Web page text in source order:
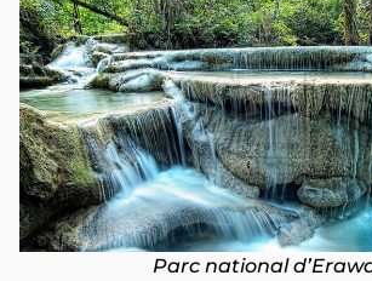
Parc national